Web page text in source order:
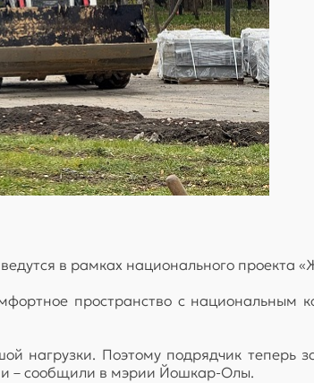
в рамках национального проекта
пространство с национальным
нагрузки. Поэтому подрядчик теперь
– сообщили в мэрии Йошкар-Олы.